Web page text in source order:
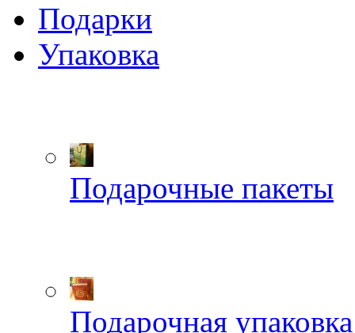
Подарки
Упаковка
Подарочные пакеты
Подарочная